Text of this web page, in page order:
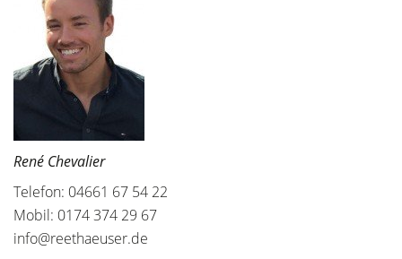
René Chevalier
Telefon: 04661 67 54 22
Mobil: 0174 374 29 67
info@reethaeuser.de